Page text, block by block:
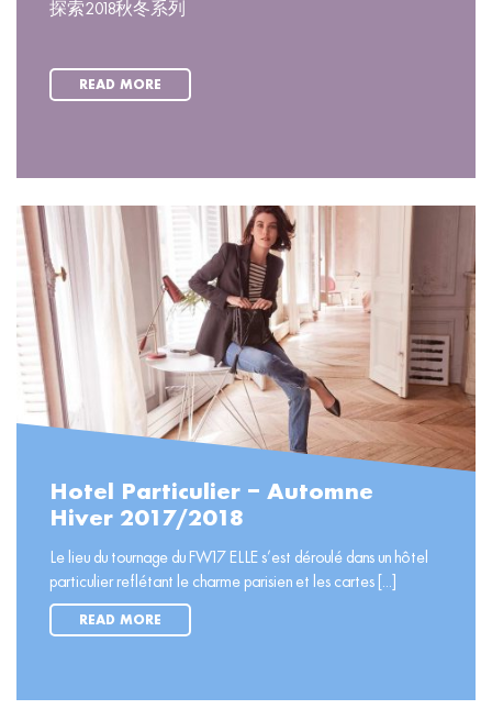
探索2018秋冬系列
READ MORE
Hotel Particulier – Automne
Hiver 2017/2018
Le lieu du tournage du FW17 ELLE s’est déroulé dans un hôtel
particulier reflétant le charme parisien et les cartes [...]
READ MORE